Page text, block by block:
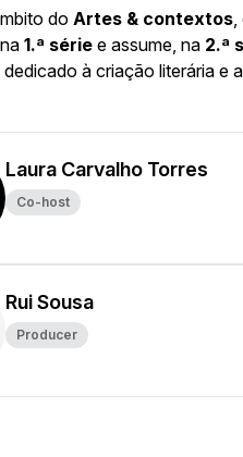
do Artes & contextos,
1.ª série e assume, na 2.ª
dedicado à criação literária e
Laura Carvalho Torres
Co-host
Rui Sousa
Producer